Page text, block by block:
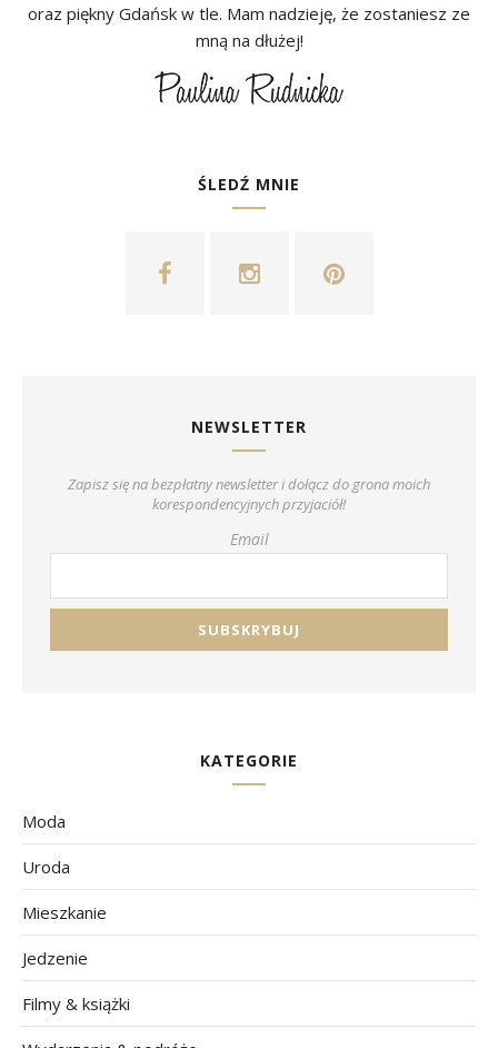
oraz piękny Gdańsk w tle. Mam nadzieję, że zostaniesz ze
mną na dłużej!
ŚLEDŹ MNIE
NEWSLETTER
Zapisz się na bezpłatny newsletter i dołącz do grona moich
korespondencyjnych przyjaciół!
Email
KATEGORIE
Moda
Uroda
Mieszkanie
Jedzenie
Filmy & książki